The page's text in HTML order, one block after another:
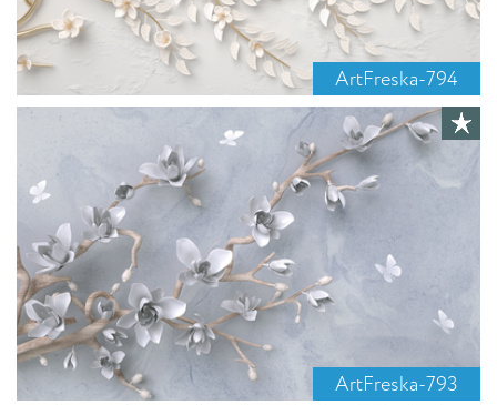
ArtFreska-794
ArtFreska-793